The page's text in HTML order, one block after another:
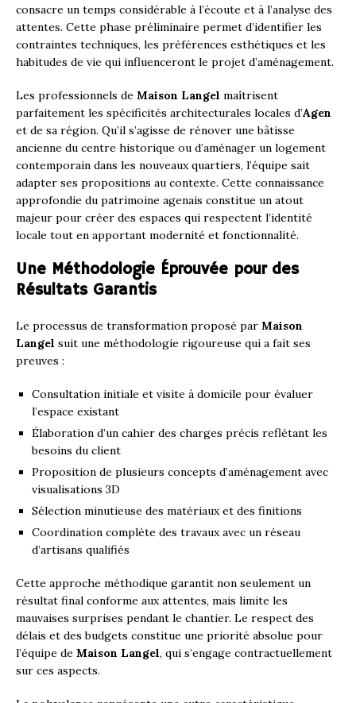
consacre un temps considérable à l’écoute et à l’analyse des
attentes. Cette phase préliminaire permet d’identifier les
contraintes techniques, les préférences esthétiques et les
habitudes de vie qui influenceront le projet d’aménagement.
Les professionnels de Maison Langel maîtrisent
parfaitement les spécificités architecturales locales d’Agen
et de sa région. Qu’il s’agisse de rénover une bâtisse
ancienne du centre historique ou d’aménager un logement
contemporain dans les nouveaux quartiers, l’équipe sait
adapter ses propositions au contexte. Cette connaissance
approfondie du patrimoine agenais constitue un atout
majeur pour créer des espaces qui respectent l’identité
locale tout en apportant modernité et fonctionnalité.
Une Méthodologie Éprouvée pour des
Résultats Garantis
Le processus de transformation proposé par Maison
Langel suit une méthodologie rigoureuse qui a fait ses
preuves :
Consultation initiale et visite à domicile pour évaluer
l’espace existant
Élaboration d’un cahier des charges précis reflétant les
besoins du client
Proposition de plusieurs concepts d’aménagement avec
visualisations 3D
Sélection minutieuse des matériaux et des finitions
Coordination complète des travaux avec un réseau
d’artisans qualifiés
Cette approche méthodique garantit non seulement un
résultat final conforme aux attentes, mais limite les
mauvaises surprises pendant le chantier. Le respect des
délais et des budgets constitue une priorité absolue pour
l’équipe de Maison Langel, qui s’engage contractuellement
sur ces aspects.